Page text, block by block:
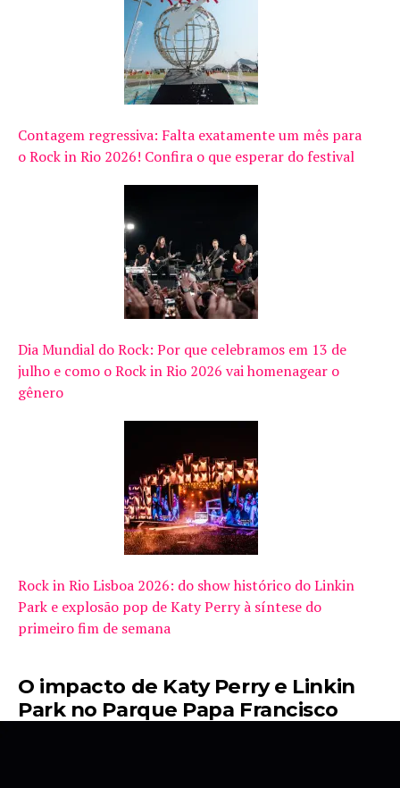
Contagem regressiva: Falta exatamente um mês para
o Rock in Rio 2026! Confira o que esperar do festival
Dia Mundial do Rock: Por que celebramos em 13 de
julho e como o Rock in Rio 2026 vai homenagear o
gênero
Rock in Rio Lisboa 2026: do show histórico do Linkin
Park e explosão pop de Katy Perry à síntese do
primeiro fim de semana
O impacto de Katy Perry e Linkin
Park no Parque Papa Francisco